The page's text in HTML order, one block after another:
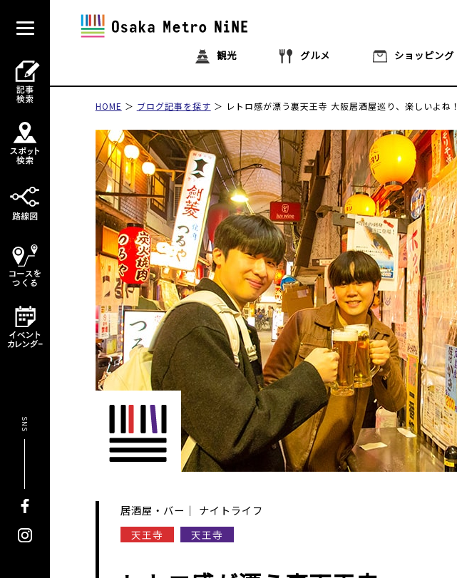
観光 グルメ ショッピング
SNS
HOME ブログ記事を探す レトロ感が漂う裏天王寺 大阪居酒屋巡り、楽しいよね！
居酒屋・バー ナイトライフ
天王寺 天王寺